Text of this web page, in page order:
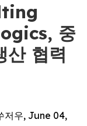
중
산 협력
저우, June 04,